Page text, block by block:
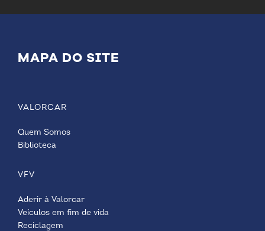
MAPA DO SITE
VALORCAR
Quem Somos
Biblioteca
VFV
Aderir à Valorcar
Veículos em fim de vida
Reciclagem